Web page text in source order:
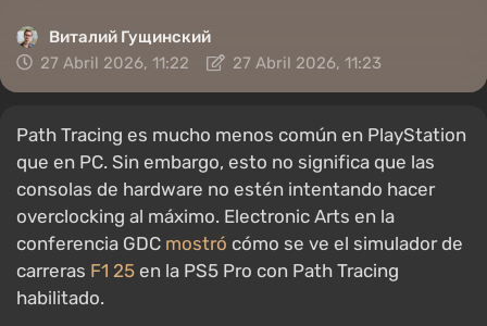
Виталий Гущинский
27 Abril 2026, 11:22
27 Abril 2026, 11:23
Path Tracing es mucho menos común en PlayStation
que en PC. Sin embargo, esto no significa que las
consolas de hardware no estén intentando hacer
overclocking al máximo. Electronic Arts en la
conferencia GDC mostró cómo se ve el simulador de
carreras F1 25 en la PS5 Pro con Path Tracing
habilitado.